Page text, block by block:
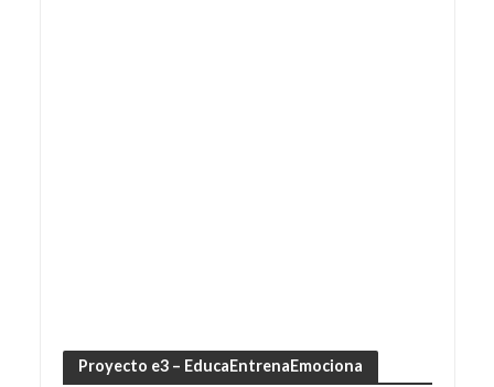
Proyecto e3 – EducaEntrenaEmociona